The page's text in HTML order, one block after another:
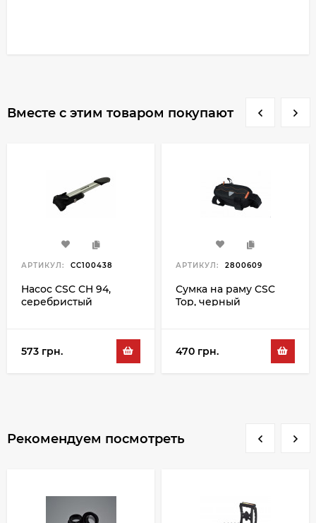
Вместе с этим товаром покупают
АРТИКУЛ: CC100438
Насос CSC CH 94,
серебристый
573 грн.
АРТИКУЛ: 2800609
Сумка на раму CSC
Top, черный
470 грн.
Рекомендуем посмотреть